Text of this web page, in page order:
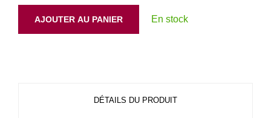
AJOUTER AU PANIER En stock
DÉTAILS DU PRODUIT